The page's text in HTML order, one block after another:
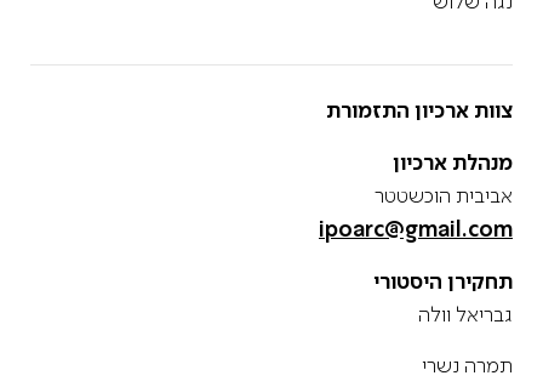
צוות ארכיון התזמורת
מנהלת ארכיון
אביבית הוכשטטר
ipoarc@gmail.com
תחקירן היסטורי
גבריאל וולה
תמרה נשרי